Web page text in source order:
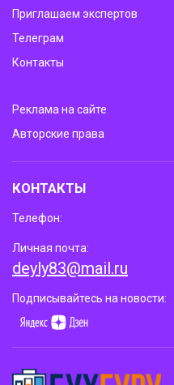
Приглашаем экспертов
Телеграм
Контакты
Реклама на сайте
Авторские права
КОНТАКТЫ
Телефон:
Личная почта:
deyly83@mail.ru
Подписывайтесь на новости: